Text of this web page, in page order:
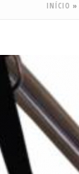
INÍCIO »